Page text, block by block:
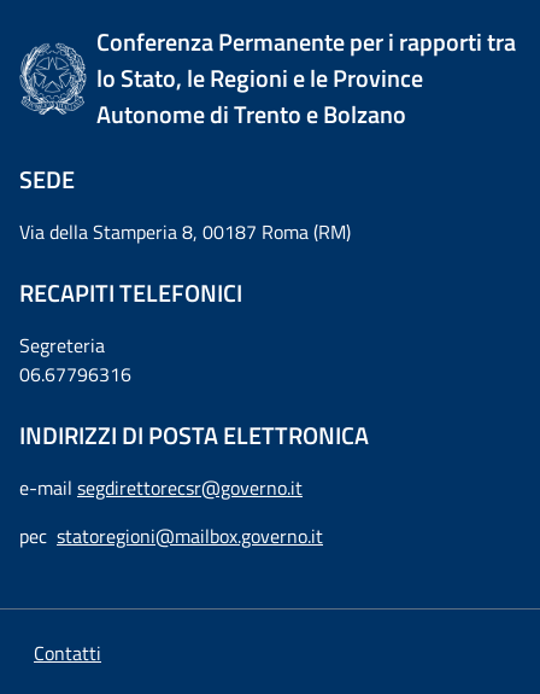
Conferenza Permanente per i rapporti tra
lo Stato, le Regioni e le Province
Autonome di Trento e Bolzano
SEDE
Via della Stamperia 8, 00187 Roma (RM)
RECAPITI TELEFONICI
Segreteria
06.67796316
INDIRIZZI DI POSTA ELETTRONICA
e-mail segdirettorecsr@governo.it
pec statoregioni@mailbox.governo.it
Contatti